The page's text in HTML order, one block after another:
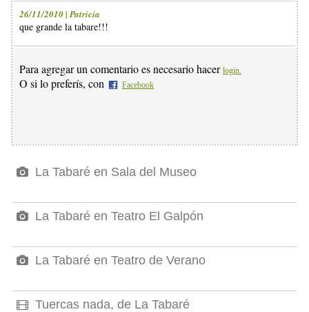
26/11/2010 | Patricia
que grande la tabare!!!
Para agregar un comentario es necesario hacer login.
O si lo preferís, con Facebook
La Tabaré en Sala del Museo
La Tabaré en Teatro El Galpón
La Tabaré en Teatro de Verano
Tuercas nada, de La Tabaré